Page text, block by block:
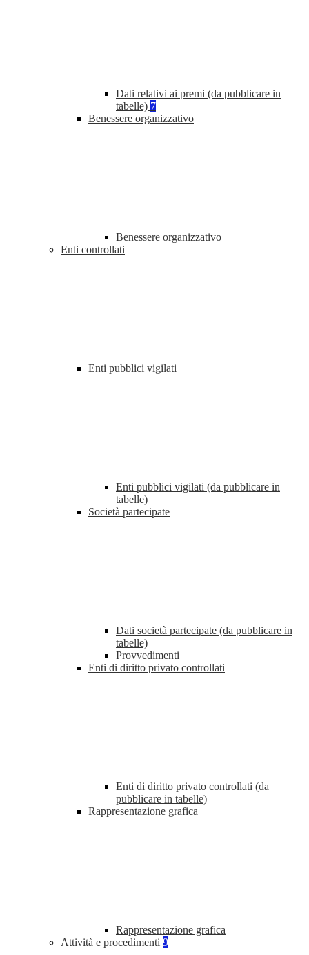
Dati relativi ai premi (da pubblicare in
tabelle) 7
Benessere organizzativo
Benessere organizzativo
Enti controllati
Enti pubblici vigilati
Enti pubblici vigilati (da pubblicare in
tabelle)
Società partecipate
Dati società partecipate (da pubblicare in
tabelle)
Provvedimenti
Enti di diritto privato controllati
Enti di diritto privato controllati (da
pubblicare in tabelle)
Rappresentazione grafica
Rappresentazione grafica
Attività e procedimenti 9